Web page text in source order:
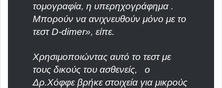
τομογραφία, η υπερηχογράφημα .
Μπορούν να ανιχνευθούν μόνο με το
τεστ D-dimer», είπε.
Χρησιμοποιώντας αυτό το τεστ με
τους δικούς του ασθενείς, ο
Δρ.Χόφφε βρήκε στοιχεία για μικρούς